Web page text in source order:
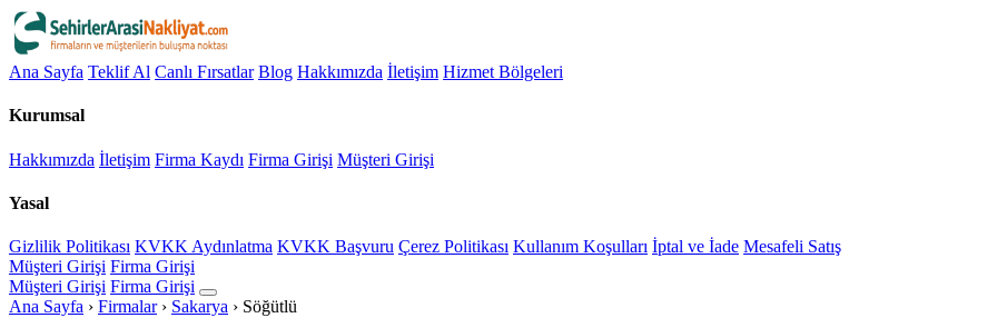
Ana Sayfa Teklif Al Canlı Fırsatlar Blog Hakkımızda İletişim Hizmet Bölgeleri
Kurumsal
Hakkımızda İletişim Firma Kaydı Firma Girişi Müşteri Girişi
Yasal
Gizlilik Politikası KVKK Aydınlatma KVKK Başvuru Çerez Politikası Kullanım Koşulları İptal ve İade Mesafeli Satış
Müşteri Girişi Firma Girişi
Müşteri Girişi Firma Girişi
Ana Sayfa › Firmalar › Sakarya › Söğütlü